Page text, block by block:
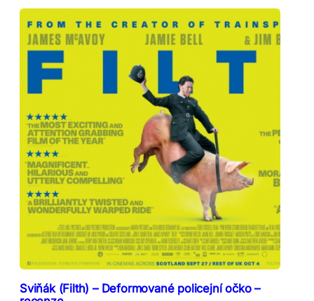
Sviňák (Filth) – Deformované policejní očko –